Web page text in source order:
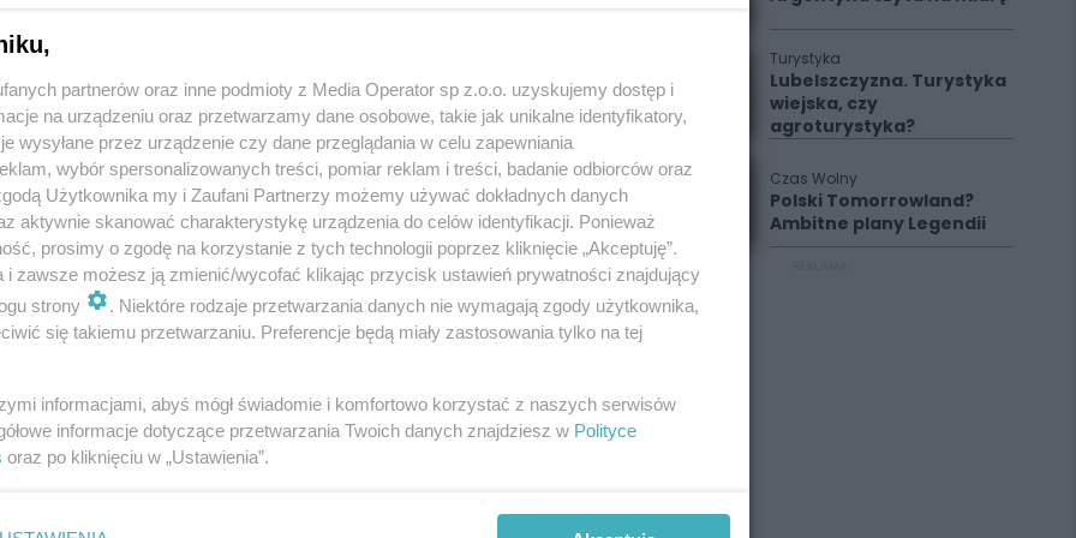
i uczestniczek, zarówno rywalizacji biegowej
odbywają się elektronicznie
. Potrwają do
patronuje ks. Bronisław Gawron. Zmarły w 2019
w regionie.
z pionierów Piekarskiego Stowarzyszenia
Piątka w Piekarach Śląskich. Jego
trwało aż do jego śmierci, pełniąc
klubów abstynenckich - przypominają
Turystyka
Lubelszczyzna. Turystyka
wiejska, czy
agroturystyka?
Czas Wolny
Polski Tomorrowland?
Ambitne plany Legendii
partnerów oraz inne podmioty z Media Operator sp z.o.o. uzyskujemy dostęp i
na urządzeniu oraz przetwarzamy dane osobowe, takie jak unikalne identyfikatory,
wysyłane przez urządzenie czy dane przeglądania w celu zapewniania
wybór spersonalizowanych treści, pomiar reklam i treści, badanie odbiorców oraz
Użytkownika my i Zaufani Partnerzy możemy używać dokładnych danych
aktywnie skanować charakterystykę urządzenia do celów identyfikacji. Ponieważ
prosimy o zgodę na korzystanie z tych technologii poprzez kliknięcie „Akceptuję”.
i zawsze możesz ją zmienić/wycofać klikając przycisk ustawień prywatności znajdujący
strony
. Niektóre rodzaje przetwarzania danych nie wymagają zgody użytkownika,
się takiemu przetwarzaniu. Preferencje będą miały zastosowania tylko na tej
informacjami, abyś mógł świadomie i komfortowo korzystać z naszych serwisów
informacje dotyczące przetwarzania Twoich danych znajdziesz w Polityce
oraz po kliknięciu w „Ustawienia”.